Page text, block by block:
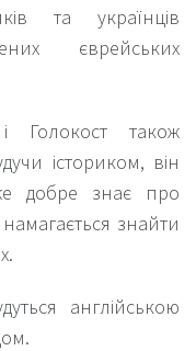
та українців
єврейських
Голокост також
істориком, він
добре знає про
знайти
англійською